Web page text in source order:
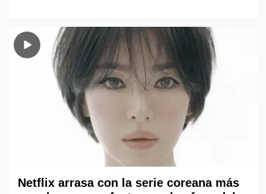
Netflix arrasa con la serie coreana más